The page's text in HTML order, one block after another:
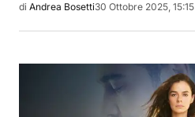
di Andrea Bosetti30 Ottobre 2025, 15:15